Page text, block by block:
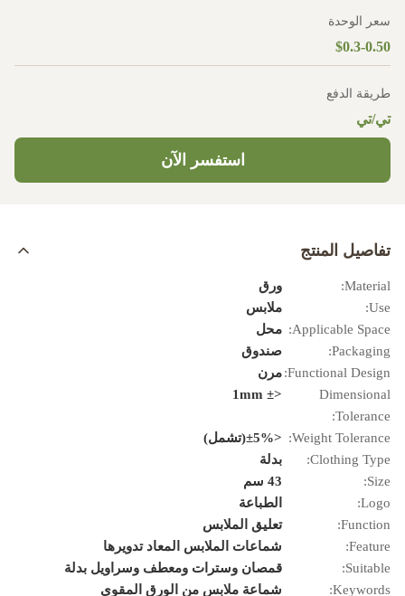
سعر الوحدة
$0.3-0.50
طريقة الدفع
تي/تي
استفسر الآن
تفاصيل المنتج
Material:
ورق
Use:
ملابس
Applicable Space:
محل
Packaging:
صندوق
Functional Design: مرن
Dimensional
Tolerance:
<± 1mm
Weight Tolerance:
<±5%(تشمل)
Clothing Type:
بدلة
Size:
43 سم
Logo:
الطباعة
Function:
تعليق الملابس
Feature:
شماعات الملابس المعاد تدويرها
Suitable:
قمصان وسترات ومعطف وسراويل بدلة
Keywords:
شماعة ملابس من الورق المقوى